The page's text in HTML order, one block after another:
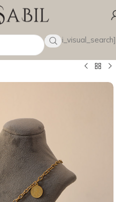
[wsbi_visual_search]